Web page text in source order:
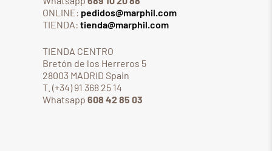
ONLINE: pedidos@marphil.com
TIENDA: tienda@marphil.com
TIENDA CENTRO
Bretón de los Herreros 5
28003 MADRID Spain
T. (+34) 91 368 25 14
Whatsapp 608 42 85 03